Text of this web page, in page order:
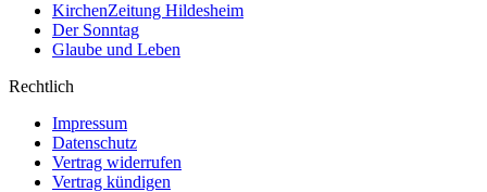
KirchenZeitung Hildesheim
Der Sonntag
Glaube und Leben
Rechtlich
Impressum
Datenschutz
Vertrag widerrufen
Vertrag kündigen